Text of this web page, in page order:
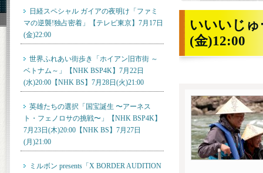
いいいじゅ
(金)12:00
日経スペシャル ガイアの夜明け「ファミ
マの逆襲!独占密着」【テレビ東京】7月17日
(金)22:00
世界ふれあい街歩き「ホイアン旧市街 ～
ベトナム～」【NHK BSP4K】7月22日
(水)20:00【NHK BS】7月28日(火)21:00
英雄たちの選択「国宝誕生 〜アーネス
ト・フェノロサの挑戦〜」【NHK BSP4K】
7月23日(木)20:00【NHK BS】7月27日
(月)21:00
ミルボン presents「X BORDER AUDITION